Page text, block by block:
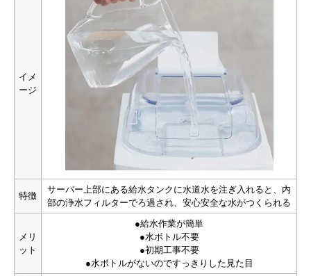
イメ
ージ
特徴
サーバー上部にある給水タンクに水道水を注ぎ入れると、内
部の浄水フィルターでろ過され、安心安全な水がつくられる
メリ
ット
●給水作業が簡単
●水ボトル不要
●初期工事不要
●水ボトルがないのですっきりした見た目